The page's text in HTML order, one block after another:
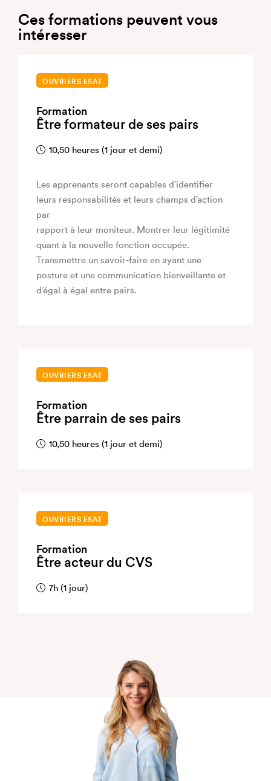
Ces formations peuvent vous
intéresser
OUVRIERS ESAT
Formation
Être formateur de ses pairs
10,50 heures (1 jour et demi)
Les apprenants seront capables d’identifier
leurs responsabilités et leurs champs d’action
par
rapport à leur moniteur. Montrer leur légitimité
quant à la nouvelle fonction occupée.
Transmettre un savoir-faire en ayant une
posture et une communication bienveillante et
d’égal à égal entre pairs.
OUVRIERS ESAT
Formation
Être parrain de ses pairs
10,50 heures (1 jour et demi)
OUVRIERS ESAT
Formation
Être acteur du CVS
7h (1 jour)